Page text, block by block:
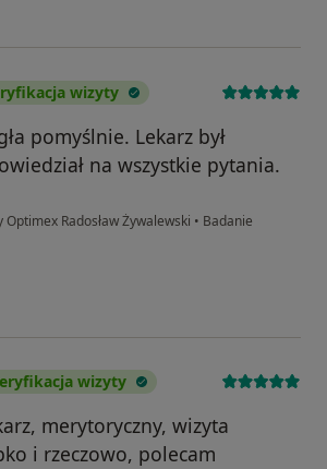
wizyty
pomyślnie. Lekarz był
na wszystkie pytania.
Radosław Żywalewski • Badanie
P
wizyty
merytoryczny, wizyta
i rzeczowo, polecam